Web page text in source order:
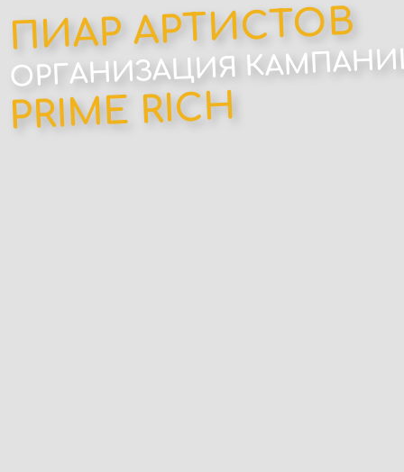
ПИАР АРТИСТОВ
ОРГАНИЗАЦИЯ
PRIME RICH